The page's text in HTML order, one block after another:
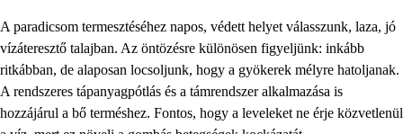
A paradicsom termesztéséhez napos, védett helyet válasszunk, laza, jó
vízáteresztő talajban. Az öntözésre különösen figyeljünk: inkább
ritkábban, de alaposan locsoljunk, hogy a gyökerek mélyre hatoljanak.
A rendszeres tápanyagpótlás és a támrendszer alkalmazása is
hozzájárul a bő terméshez. Fontos, hogy a leveleket ne érje közvetlenül